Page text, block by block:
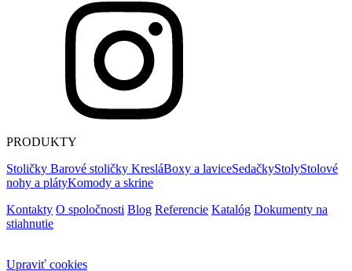
PRODUKTY
Stoličky Barové stoličky KresláBoxy a laviceSedačkyStolyStolové
nohy a plátyKomody a skrine
Kontakty O spoločnosti Blog Referencie Katalóg Dokumenty na
stiahnutie
Upraviť cookies